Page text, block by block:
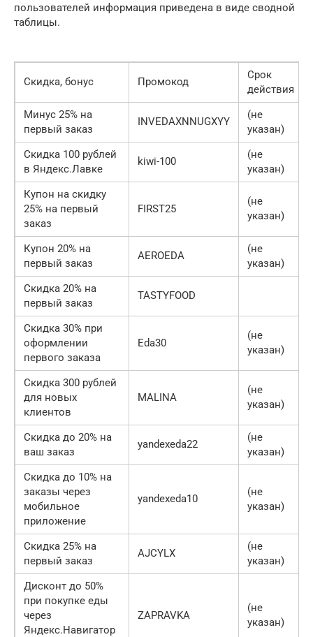
пользователей информация приведена в виде сводной
таблицы.
Скидка, бонус Промокод
Срок
действия
Минус 25% на
первый заказ
INVEDAXNNUGXYY
(не
указан)
Скидка 100 рублей
в Яндекс.Лавке
kiwi-100
(не
указан)
Купон на скидку
25% на первый
заказ
FIRST25
(не
указан)
Купон 20% на
первый заказ
AEROEDA
(не
указан)
Скидка 20% на
первый заказ
TASTYFOOD
Скидка 30% при
оформлении
первого заказа
Eda30
(не
указан)
Скидка 300 рублей
для новых
клиентов
MALINA
(не
указан)
Скидка до 20% на
ваш заказ
yandexeda22
(не
указан)
Скидка до 10% на
заказы через
мобильное
приложение
yandexeda10
(не
указан)
Скидка 25% на
первый заказ
AJCYLX
(не
указан)
Дисконт до 50%
при покупке еды
через
Яндекс.Навигатор
ZAPRAVKA
(не
указан)